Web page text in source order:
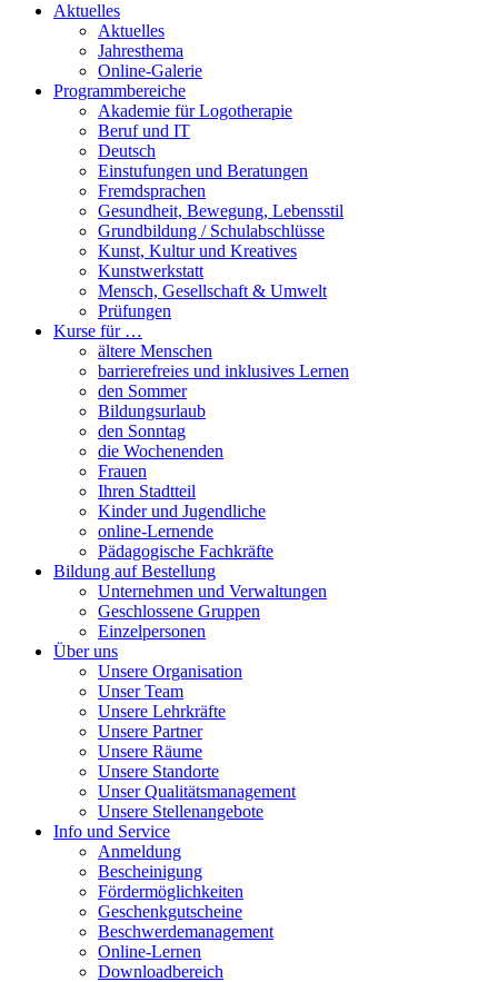
Aktuelles
Aktuelles
Jahresthema
Online-Galerie
Programmbereiche
Akademie für Logotherapie
Beruf und IT
Deutsch
Einstufungen und Beratungen
Fremdsprachen
Gesundheit, Bewegung, Lebensstil
Grundbildung / Schulabschlüsse
Kunst, Kultur und Kreatives
Kunstwerkstatt
Mensch, Gesellschaft & Umwelt
Prüfungen
Kurse für …
ältere Menschen
barrierefreies und inklusives Lernen
den Sommer
Bildungsurlaub
den Sonntag
die Wochenenden
Frauen
Ihren Stadtteil
Kinder und Jugendliche
online-Lernende
Pädagogische Fachkräfte
Bildung auf Bestellung
Unternehmen und Verwaltungen
Geschlossene Gruppen
Einzelpersonen
Über uns
Unsere Organisation
Unser Team
Unsere Lehrkräfte
Unsere Partner
Unsere Räume
Unsere Standorte
Unser Qualitätsmanagement
Unsere Stellenangebote
Info und Service
Anmeldung
Bescheinigung
Fördermöglichkeiten
Geschenkgutscheine
Beschwerdemanagement
Online-Lernen
Downloadbereich